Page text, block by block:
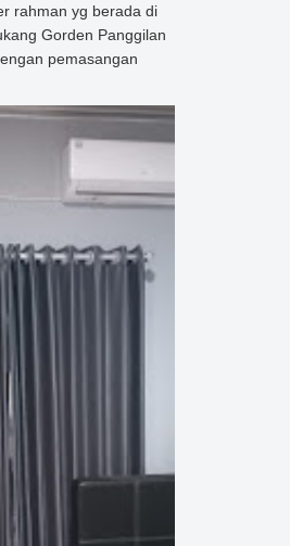
rahman yg berada di
Gorden Panggilan
pemasangan